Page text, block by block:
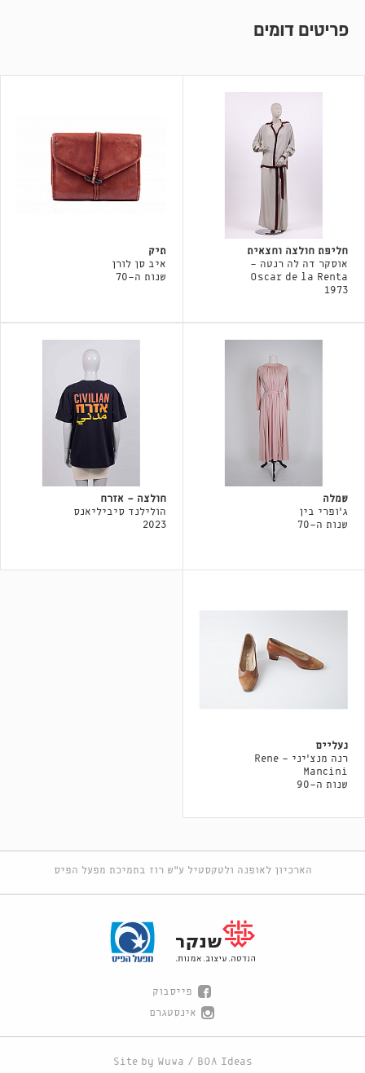
פריטים דומים
חליפת חולצה וחצאית
אוסקר דה לה רנטה -
Oscar de la Renta
1973
תיק
איב סן לורן
שנות ה-70
שמלה
ג'ופרי בין
שנות ה-70
חולצה - אזרח
הולילנד סיביליאנס
2023
נעליים
רנה מנצ׳יני - Rene
Mancini
שנות ה-90
הארכיון לאופנה ולטקסטיל ע"ש רוז בתמיכת מפעל הפיס
פייסבוק
אינסטגרם
Site by Wuwa / BOA Ideas